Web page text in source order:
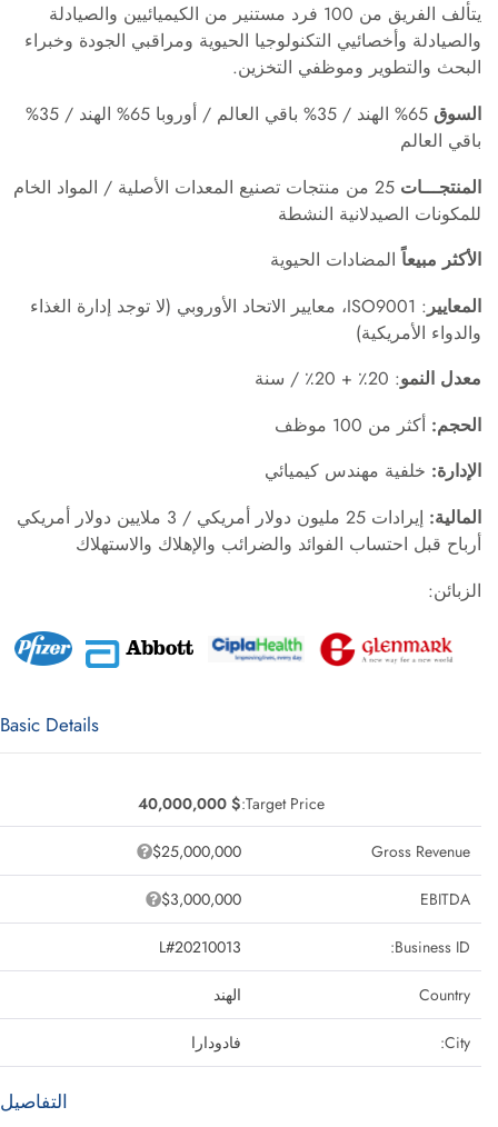
يتألف الفريق من 100 فرد مستنير من الكيميائيين والصيادلة
والصيادلة وأخصائيي التكنولوجيا الحيوية ومراقبي الجودة وخبراء
البحث والتطوير وموظفي التخزين.
السوق
65% الهند / 35% باقي العالم / أوروبا 65% الهند / 35%
باقي العالم
المنتجـــات
25 من منتجات تصنيع المعدات الأصلية / المواد الخام
للمكونات الصيدلانية النشطة
الأكثر مبيعاًالمضادات الحيوية
المعايير
: ISO9001، معايير الاتحاد الأوروبي (لا توجد إدارة الغذاء
والدواء الأمريكية)
معدل النمو: 20٪ + 20٪ / سنة
الحجم: أكثر من 100 موظف
الإدارة: خلفية مهندس كيميائي
المالية:
إيرادات 25 مليون دولار أمريكي / 3 ملايين دولار أمريكي
أرباح قبل احتساب الفوائد والضرائب والإهلاك والاستهلاك
الزبائن:
Basic Details
Target Price:
$ 40,000,000
Gross Revenue
$25,000,000
EBITDA
$3,000,000
Business ID:
L#20210013
Country الهند
City: فادودارا
التفاصيل